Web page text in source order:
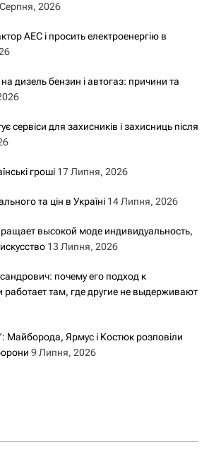
2026
АЕС і просить електроенергію в
на дизель бензин і автогаз: причини та
сервіси для захисників і захисниць після
гроші 17 Липня, 2026
та цін в Україні 14 Липня, 2026
высокой моде индивидуальность,
13 Липня, 2026
почему его подход к
работает там, где другие не выдерживают
Майборода, Ярмус і Костюк розповіли
9 Липня, 2026